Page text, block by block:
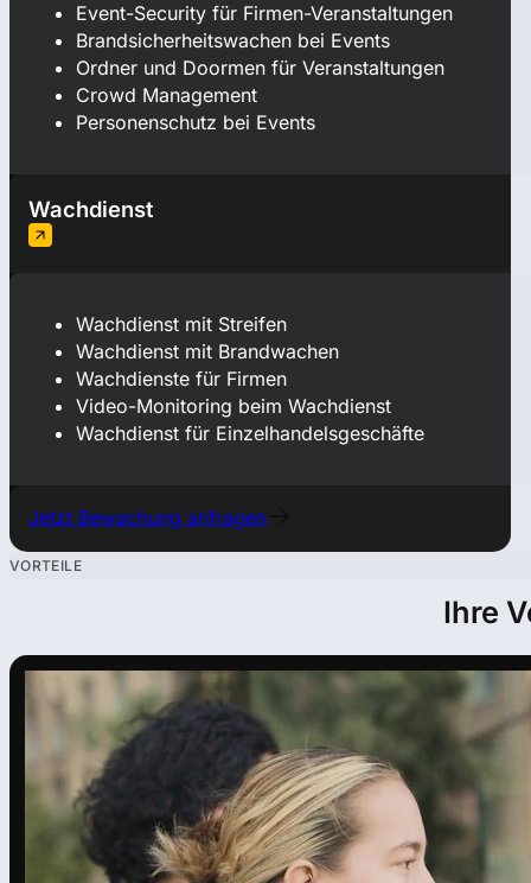
Event-Security für Firmen-Veranstaltungen
Brandsicherheitswachen bei Events
Ordner und Doormen für Veranstaltungen
Crowd Management
Personenschutz bei Events
Wachdienst
Wachdienst mit Streifen
Wachdienst mit Brandwachen
Wachdienste für Firmen
Video-Monitoring beim Wachdienst
Wachdienst für Einzelhandelsgeschäfte
Jetzt Bewachung anfragen
VORTEILE
Ihre